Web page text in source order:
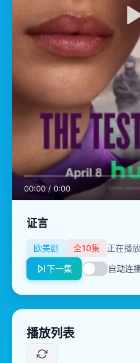
00:00 / 0:00
证言
欧美剧 全10集
正在播
下一集
自动连
播放列表